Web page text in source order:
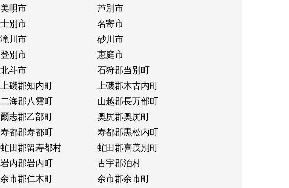
美唄市
芦別市
士別市
名寄市
滝川市
砂川市
登別市
恵庭市
北斗市
石狩郡当別町
上磯郡知内町
上磯郡木古内町
二海郡八雲町
山越郡長万部町
爾志郡乙部町
奥尻郡奥尻町
寿都郡寿都町
寿都郡黒松内町
虻田郡留寿都村
虻田郡喜茂別町
岩内郡岩内町
古宇郡泊村
余市郡仁木町
余市郡余市町